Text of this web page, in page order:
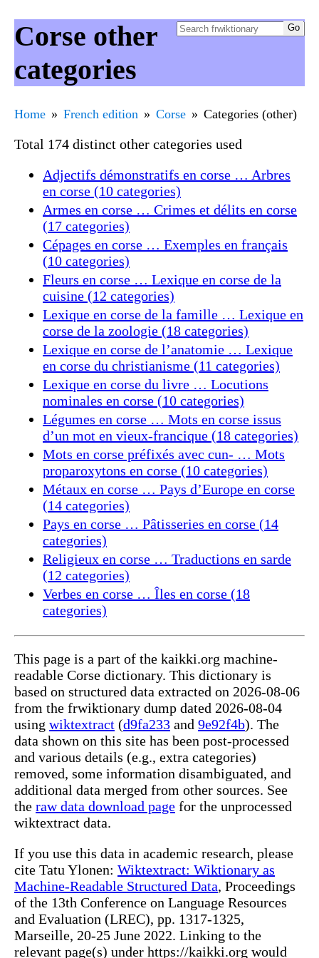
Corse other
categories
Home French edition Corse Categories (other)
Total 174 distinct other categories used
Adjectifs démonstratifs en corse … Arbres
en corse (10 categories)
Armes en corse … Crimes et délits en corse
(17 categories)
Cépages en corse … Exemples en français
(10 categories)
Fleurs en corse … Lexique en corse de la
cuisine (12 categories)
Lexique en corse de la famille … Lexique en
corse de la zoologie (18 categories)
Lexique en corse de l’anatomie … Lexique
en corse du christianisme (11 categories)
Lexique en corse du livre … Locutions
nominales en corse (10 categories)
Légumes en corse … Mots en corse issus
d’un mot en vieux-francique (18 categories)
Mots en corse préfixés avec cun- … Mots
proparoxytons en corse (10 categories)
Métaux en corse … Pays d’Europe en corse
(14 categories)
Pays en corse … Pâtisseries en corse (14
categories)
Religieux en corse … Traductions en sarde
(12 categories)
Verbes en corse … Îles en corse (18
categories)
This page is a part of the kaikki.org machine-
readable Corse dictionary. This dictionary is
based on structured data extracted on 2026-08-06
from the frwiktionary dump dated 2026-08-04
using wiktextract (d9fa233 and 9e92f4b). The
data shown on this site has been post-processed
and various details (e.g., extra categories)
removed, some information disambiguated, and
additional data merged from other sources. See
the raw data download page for the unprocessed
wiktextract data.
If you use this data in academic research, please
cite Tatu Ylonen: Wiktextract: Wiktionary as
Machine-Readable Structured Data, Proceedings
of the 13th Conference on Language Resources
and Evaluation (LREC), pp. 1317-1325,
Marseille, 20-25 June 2022. Linking to the
relevant page(s) under https://kaikki.org would